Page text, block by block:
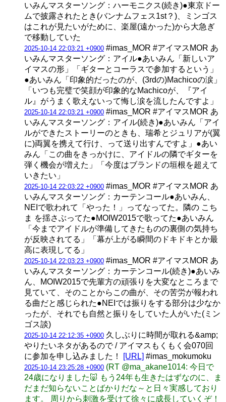
いみんマスターソング：ハーモニクス(続き)●東京ドー
ムで披露されたとき(バンナムフェス1st？)、ミンゴス
はこれが見たいがために、楽屋(遠かった)から大急ぎ
で移動していた
2025-10-14 22:03:21 +0900 #imas_MOR #アイマスMOR あ
いみんマスターソング：アイル●あいみん「新しいア
イマスの形」「ギターとコーラスで参加するという」
●あいみん「印象的だったのが、(3rdの)Machicoの涙」
「いつも完璧で笑顔が印象的なMachicoが、『アイ
ル』がうまく歌えないって悔し涙を流したんですよ」
2025-10-14 22:03:21 +0900 #imas_MOR #アイマスMOR あ
いみんマスターソング：アイル(続き)●あいみん「アイ
ルができたストーリーのときも、瑞希とジュリアが(翼
に)両翼を携えて行け、って送り出すんですよ」●あい
みん「この曲をきっかけに、アイドルの隣でギターを
弾く機会が増えた」「今度はブランドの垣根を超えて
いきたい」
2025-10-14 22:03:22 +0900 #imas_MOR #アイマスMOR あ
いみんマスターソング：カーテンコール●あいみん、
NEIで歌われて「やった！」ってなってた。隣の こち
ま を揺さぶってた●MOIW2015で歌ってた●あいみん
「今までアイドルが準備してきたものの裏側の気持ち
が反映されてる」「幕が上がる瞬間のドキドキとか最
高に表現してる」
2025-10-14 22:03:23 +0900 #imas_MOR #アイマスMOR あ
いみんマスターソング：カーテンコール(続き)●あいみ
ん、MOIW2015で先輩方の頑張りを大変なところまで
見ていて、そのことからこの曲が、その苦労が報われ
る曲だと感じられた●NEIでは振りをする部分は少なか
ったが、それでも自然と振りをしていた人がいた(ミン
ゴス談)
2025-10-14 22:12:35 +0900 久しぶりに時間が取れる&amp;
やりたいネタがあるので / アイマスもくもく会070回
に参加を申し込みました！
[URL] #imas_mokumoku
2025-10-14 23:25:28 +0900 (RT @ma_akane1014: 今日で
24歳になりました🐷 もう24年も生きたはずなのに、ま
だまだ知らないことばかりだな～と日々実感しており
ます。 周りから刺激を受けて徐々に成長していくぞ！